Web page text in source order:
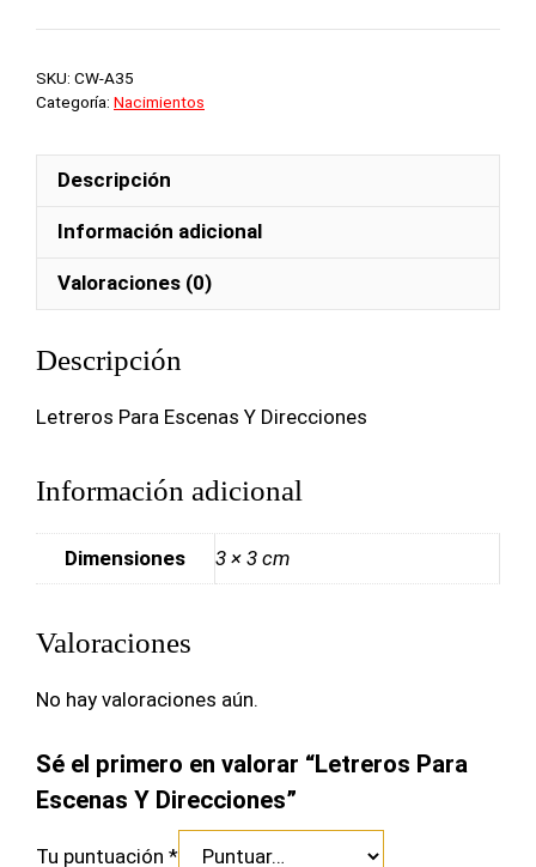
SKU: CW-A35
Categoría: Nacimientos
Descripción
Información adicional
Valoraciones (0)
Descripción
Letreros Para Escenas Y Direcciones
Información adicional
Dimensiones 3 × 3 cm
Valoraciones
No hay valoraciones aún.
Sé el primero en valorar “Letreros Para
Escenas Y Direcciones”
Tu puntuación *